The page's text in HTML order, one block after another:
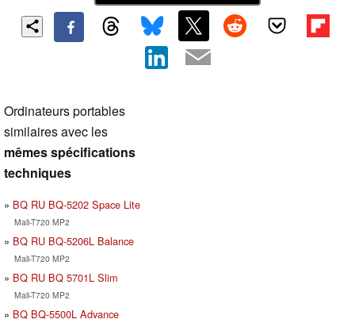
Ordinateurs portables
similaires avec les
mêmes spécifications
techniques
BQ RU BQ-5202 Space Lite
Mali-T720 MP2
BQ RU BQ-5206L Balance
Mali-T720 MP2
BQ RU BQ 5701L Slim
Mali-T720 MP2
BQ BQ-5500L Advance